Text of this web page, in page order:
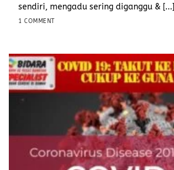
sendiri, mengadu sering diganggu & [...]
1 COMMENT